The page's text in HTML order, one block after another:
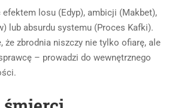
losu (Edyp), ambicji (Makbet),
lub absurdu systemu (Proces Kafki).
że zbrodnia niszczy nie tylko ofiarę, ale
– prowadzi do wewnętrznego